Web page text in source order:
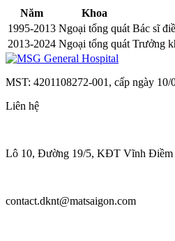
Năm Khoa
1995-2013 Ngoại tổng quát Bác sĩ
2013-2024 Ngoại tổng quát Trưởng
MST: 4201108272-001, cấp ngày
Liên hệ
Lô 10, Đường 19/5, KĐT Vĩnh Điềm
contact.dknt@matsaigon.com